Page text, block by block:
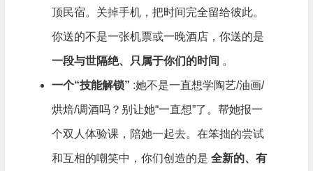
顶民宿。关掉手机，把时间完全留给彼此。
你送的不是一张机票或一晚酒店，你送的是
一段与世隔绝、只属于你们的时间 。
一个“技能解锁” :她不是一直想学陶艺/油画/
烘焙/调酒吗？别让她“一直想”了。帮她报一
个双人体验课，陪她一起去。在笨拙的尝试
和互相的嘲笑中，你们创造的是 全新的、有